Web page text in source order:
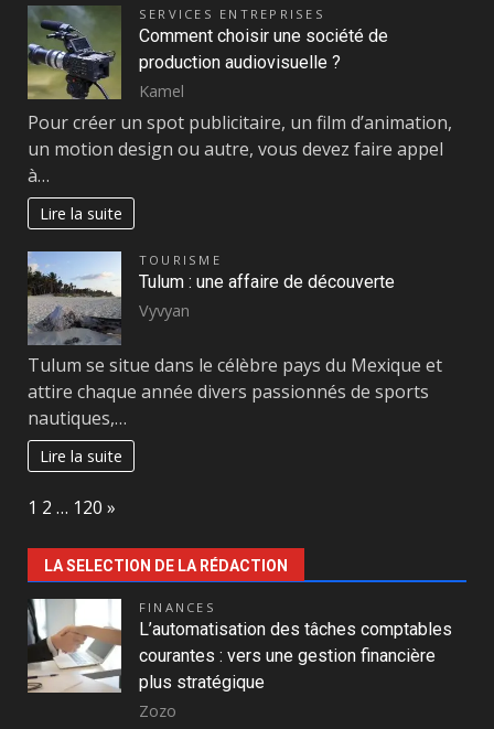
SERVICES ENTREPRISES
Comment choisir une société de
production audiovisuelle ?
Kamel
Pour créer un spot publicitaire, un film d’animation,
un motion design ou autre, vous devez faire appel
à…
Lire la suite
TOURISME
Tulum : une affaire de découverte
Vyvyan
Tulum se situe dans le célèbre pays du Mexique et
attire chaque année divers passionnés de sports
nautiques,…
Lire la suite
Page:
1 2 … 120 Next
»
LA SELECTION DE LA RÉDACTION
FINANCES
L’automatisation des tâches comptables
courantes : vers une gestion financière
plus stratégique
Zozo